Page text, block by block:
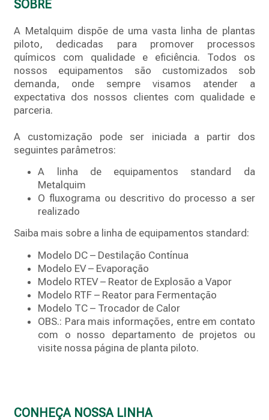
SOBRE
A Metalquim dispõe de uma vasta linha de plantas
piloto, dedicadas para promover processos
químicos com qualidade e eficiência. Todos os
nossos equipamentos são customizados sob
demanda, onde sempre visamos atender a
expectativa dos nossos clientes com qualidade e
parceria.
A customização pode ser iniciada a partir dos
seguintes parâmetros:
A linha de equipamentos standard da
Metalquim
O fluxograma ou descritivo do processo a ser
realizado
Saiba mais sobre a linha de equipamentos standard:
Modelo DC – Destilação Contínua
Modelo EV – Evaporação
Modelo RTEV – Reator de Explosão a Vapor
Modelo RTF – Reator para Fermentação
Modelo TC – Trocador de Calor
OBS.: Para mais informações, entre em contato
com o nosso departamento de projetos ou
visite nossa página de planta piloto.
CONHEÇA NOSSA LINHA